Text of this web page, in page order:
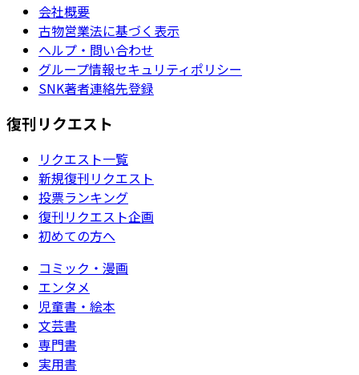
会社概要
古物営業法に基づく表示
ヘルプ・問い合わせ
グループ情報セキュリティポリシー
SNK著者連絡先登録
復刊リクエスト
リクエスト一覧
新規復刊リクエスト
投票ランキング
復刊リクエスト企画
初めての方へ
コミック・漫画
エンタメ
児童書・絵本
文芸書
専門書
実用書